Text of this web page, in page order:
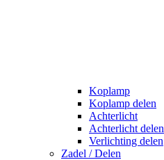
Koplamp
Koplamp delen
Achterlicht
Achterlicht delen
Verlichting delen
Zadel / Delen